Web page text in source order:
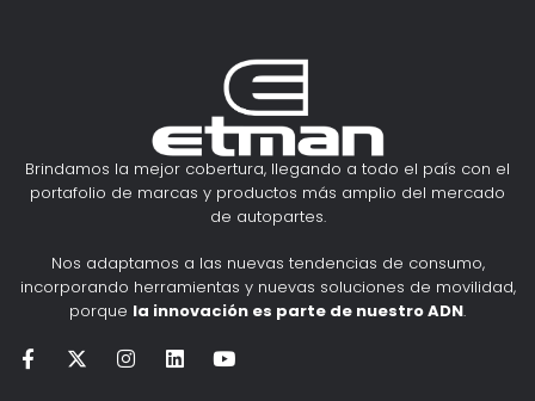
Brindamos la mejor cobertura, llegando a todo el país con el
portafolio de marcas y productos más amplio del mercado
de autopartes.
Nos adaptamos a las nuevas tendencias de consumo,
incorporando herramientas y nuevas soluciones de movilidad,
porque la innovación es parte de nuestro ADN.